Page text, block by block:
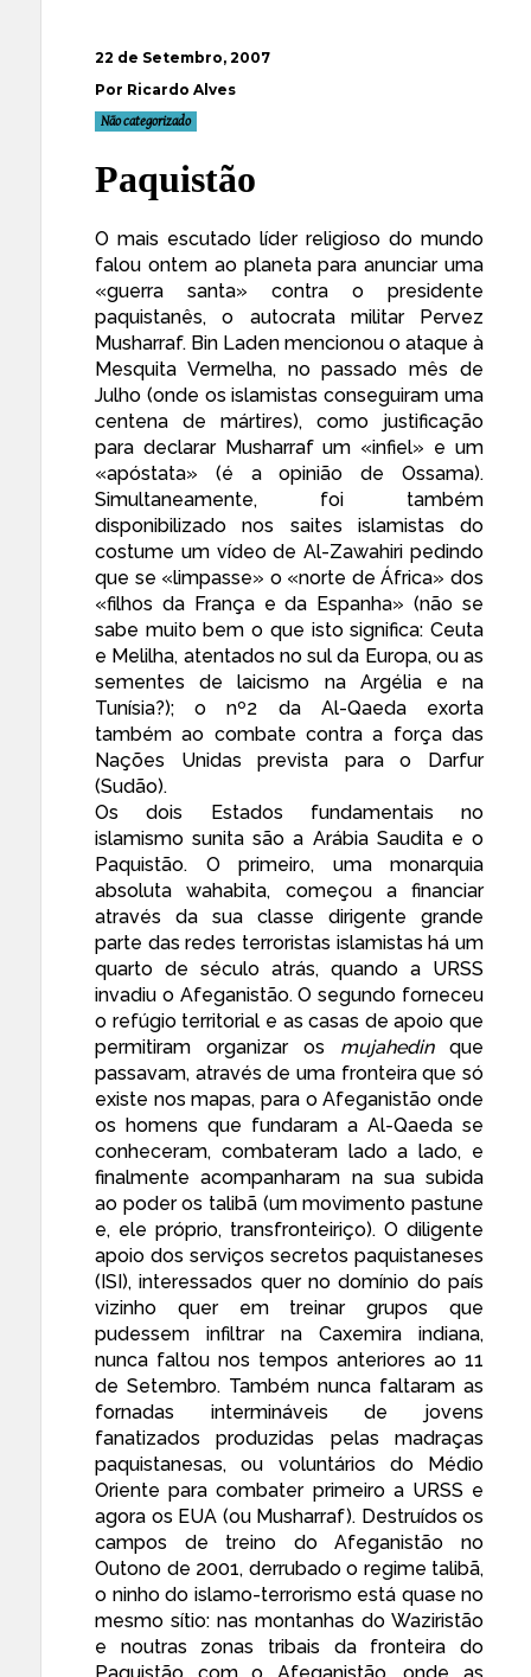
22 de Setembro, 2007
Por Ricardo Alves
Não categorizado
Paquistão
O mais escutado líder religioso do mundo
falou ontem ao planetaparaanunciaruma
«guerra santa» contra o presidente
paquistanês, o autocrata militar Pervez
Musharraf. Bin Laden mencionou o ataque à
Mesquita Vermelha, no passado mês de
Julho (onde os islamistas conseguiram uma
centena de mártires), como justificação
para declarar Musharraf um «infiel» e um
«apóstata» (é a opinião de Ossama).
Simultaneamente, foi também
disponibilizado nos saites islamistas do
costume um vídeo de Al-Zawahiri pedindo
que se «limpasse» o «norte de África» dos
«filhos da França e da Espanha» (não se
sabe muito bem o que isto significa: Ceuta
e Melilha, atentados no sul da Europa, ou as
sementes de laicismo na Argélia e na
Tunísia?); o nº2 da Al-Qaeda exorta
também ao combate contra a força das
Nações Unidas prevista para o Darfur
(Sudão).
Os dois Estados fundamentais no
islamismo sunita são a Arábia Sauditae o
Paquistão. O primeiro, uma monarquia
absoluta wahabita, começou a financiar
através da sua classe dirigente grande
parte das redes terroristas islamistas há um
quarto de século atrás, quando a URSS
invadiu o Afeganistão. O segundo forneceu
o refúgio territorial e as casas de apoio que
permitiram organizar os mujahedinque
passavam, através de uma fronteira que só
existe nos mapas, para o Afeganistão onde
os homens que fundaram a Al-Qaeda se
conheceram, combateram lado a lado, e
finalmente acompanharam na sua subida
ao poder os talibã (um movimento pastune
e, ele próprio, transfronteiriço). O diligente
apoio dos serviços secretos paquistaneses
(ISI), interessados quer no domínio do país
vizinho quer em treinar grupos que
pudessem infiltrar na Caxemira indiana,
nunca faltou nos tempos anteriores ao 11
de Setembro. Também nunca faltaram as
fornadas intermináveis de jovens
fanatizados produzidas pelas madraças
paquistanesas, ou voluntários do Médio
Oriente para combater primeiro a URSS e
agora os EUA (ou Musharraf). Destruídos os
campos de treino do Afeganistão no
Outono de 2001, derrubado o regime talibã,
o ninho do islamo-terrorismo está quase no
mesmo sítio: nas montanhas do Waziristão
e noutras zonas tribais da fronteira do